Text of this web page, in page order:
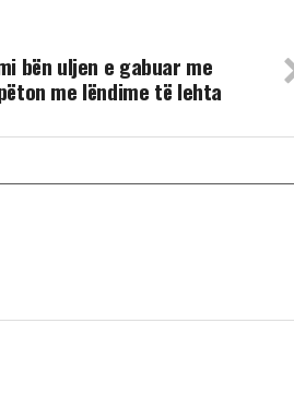
bën uljen e gabuar me
me lëndime të lehta